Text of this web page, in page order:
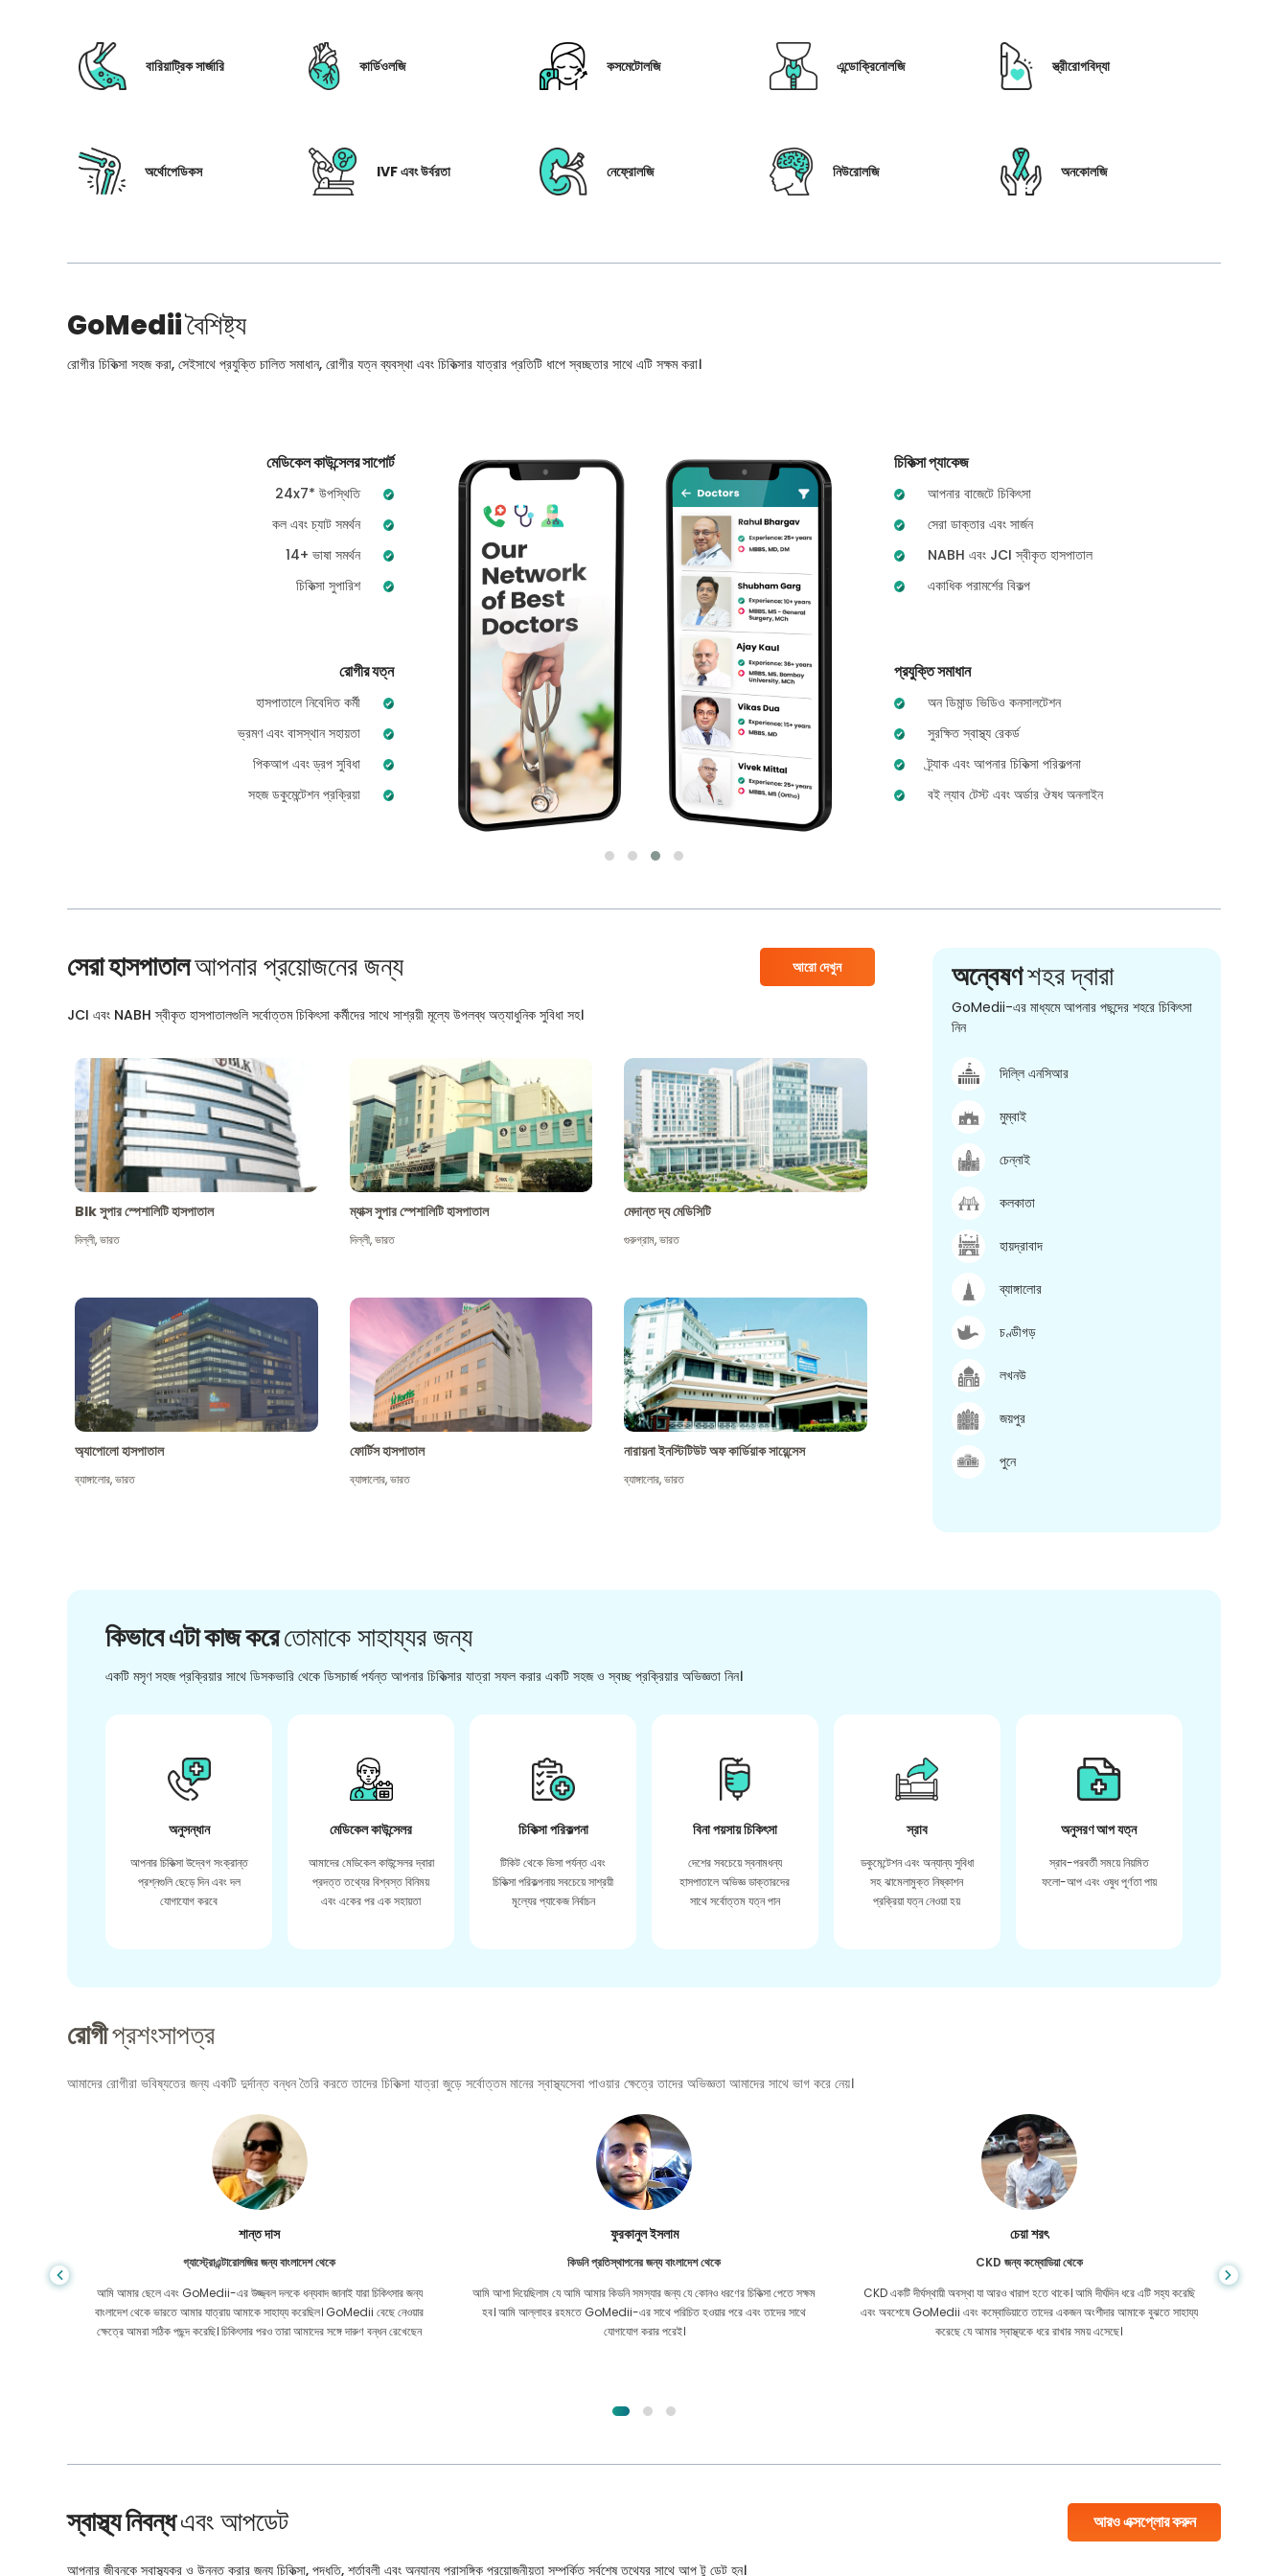
বারিয়াট্রিক সার্জারি কার্ডিওলজি কসমেটোলজি এন্ডোক্রিনোলজি স্ত্রীরোগবিদ্যা
অর্থোপেডিকস IVF এবং উর্বরতা নেফ্রোলজি নিউরোলজি অনকোলজি
GoMediiবৈশিষ্ট্য
রোগীর চিকিত্সা সহজ করা, সেইসাথে প্রযুক্তি চালিত সমাধান, রোগীর যত্ন ব্যবস্থা এবং চিকিত্সার যাত্রার প্রতিটি ধাপে স্বচ্ছতার সাথে এটি সক্ষম করা।
মেডিকেল কাউন্সেলর সাপোর্ট
24x7* উপস্থিতি
কল এবং চ্যাট সমর্থন
14+ ভাষা সমর্থন
চিকিত্সা সুপারিশ
রোগীর যত্ন
হাসপাতালে নিবেদিত কর্মী
ভ্রমণ এবং বাসস্থান সহায়তা
পিকআপ এবং ড্রপ সুবিধা
সহজ ডকুমেন্টেশন প্রক্রিয়া
চিকিত্সা প্যাকেজ
আপনার বাজেটে চিকিৎসা
সেরা ডাক্তার এবং সার্জন
NABH এবং JCI স্বীকৃত হাসপাতাল
একাধিক পরামর্শের বিকল্প
প্রযুক্তি সমাধান
অন ডিমান্ড ভিডিও কনসালটেশন
সুরক্ষিত স্বাস্থ্য রেকর্ড
ট্র্যাক এবং আপনার চিকিত্সা পরিকল্পনা
বই ল্যাব টেস্ট এবং অর্ডার ঔষধ অনলাইন
সেরা হাসপাতালআপনার প্রয়োজনের জন্য আরো দেখুন
JCI এবং NABH স্বীকৃত হাসপাতালগুলি সর্বোত্তম চিকিৎসা কর্মীদের সাথে সাশ্রয়ী মূল্যে উপলব্ধ অত্যাধুনিক সুবিধা সহ।
Blk সুপার স্পেশালিটি হাসপাতাল
দিল্লী,ভারত
ম্যাক্স সুপার স্পেশালিটি হাসপাতাল
দিল্লী,ভারত
মেদান্ত দ্য মেডিসিটি
গুরুগ্রাম,ভারত
অ্যাপোলো হাসপাতাল
ব্যাঙ্গালোর,ভারত
ফোর্টিস হাসপাতাল
ব্যাঙ্গালোর,ভারত
নারায়না ইনস্টিটিউট অফ কার্ডিয়াক সায়েন্সেস
ব্যাঙ্গালোর,ভারত
অন্বেষণশহর দ্বারা
GoMedii-এর মাধ্যমে আপনার পছন্দের শহরে চিকিৎসা
নিন
দিল্লি এনসিআর
মুম্বাই
চেন্নাই
কলকাতা
হায়দ্রাবাদ
ব্যাঙ্গালোর
চণ্ডীগড়
লখনউ
জয়পুর
পুনে
কিভাবে এটা কাজ করেতোমাকে সাহায্যর জন্য
একটি মসৃণ সহজ প্রক্রিয়ার সাথে ডিসকভারি থেকে ডিসচার্জ পর্যন্ত আপনার চিকিত্সার যাত্রা সফল করার একটি সহজ ও স্বচ্ছ প্রক্রিয়ার অভিজ্ঞতা নিন।
অনুসন্ধান
আপনার চিকিত্সা উদ্বেগ সংক্রান্ত
প্রশ্নগুলি ছেড়ে দিন এবং দল
যোগাযোগ করবে
মেডিকেল কাউন্সেলর
আমাদের মেডিকেল কাউন্সেলর দ্বারা
প্রদত্ত তথ্যের বিশ্বস্ত বিনিময়
এবং একের পর এক সহায়তা
চিকিত্সা পরিকল্পনা
টিকিট থেকে ভিসা পর্যন্ত এবং
চিকিত্সা পরিকল্পনায় সবচেয়ে সাশ্রয়ী
মূল্যের প্যাকেজ নির্বাচন
বিনা পয়সায় চিকিৎসা
দেশের সবচেয়ে স্বনামধন্য
হাসপাতালে অভিজ্ঞ ডাক্তারদের
সাথে সর্বোত্তম যত্ন পান
স্রাব
ডকুমেন্টেশন এবং অন্যান্য সুবিধা
সহ ঝামেলামুক্ত নিষ্কাশন
প্রক্রিয়া যত্ন নেওয়া হয়
অনুসরণ আপ যত্ন
স্রাব-পরবর্তী সময়ে নিয়মিত
ফলো-আপ এবং ওষুধ পূর্ণতা পায়
রোগীপ্রশংসাপত্র
আমাদের রোগীরা ভবিষ্যতের জন্য একটি দুর্দান্ত বন্ধন তৈরি করতে তাদের চিকিত্সা যাত্রা জুড়ে সর্বোত্তম মানের স্বাস্থ্যসেবা পাওয়ার ক্ষেত্রে তাদের অভিজ্ঞতা আমাদের সাথে ভাগ করে নেয়।
শান্ত দাস
গ্যাস্ট্রোএন্টারোলজির জন্য বাংলাদেশ থেকে
আমি আমার ছেলে এবং GoMedii-এর উজ্জ্বল দলকে ধন্যবাদ জানাই যারা চিকিৎসার জন্য
বাংলাদেশ থেকে ভারতে আমার যাত্রায় আমাকে সাহায্য করেছিল। GoMedii বেছে নেওয়ার
ক্ষেত্রে আমরা সঠিক পছন্দ করেছি। চিকিৎসার পরও তারা আমাদের সঙ্গে দারুণ বন্ধন রেখেছেন
ফুরকানুল ইসলাম
কিডনি প্রতিস্থাপনের জন্য বাংলাদেশ থেকে
আমি আশা দিয়েছিলাম যে আমি আমার কিডনি সমস্যার জন্য যে কোনও ধরণের চিকিত্সা পেতে সক্ষম
হব। আমি আল্লাহর রহমতে GoMedii-এর সাথে পরিচিত হওয়ার পরে এবং তাদের সাথে
যোগাযোগ করার পরেই।
চেয়া শরৎ
CKD জন্য কম্বোডিয়া থেকে
CKD একটি দীর্ঘস্থায়ী অবস্থা যা আরও খারাপ হতে থাকে। আমি দীর্ঘদিন ধরে এটি সহ্য করেছি
এবং অবশেষে GoMedii এবং কম্বোডিয়াতে তাদের একজন অংশীদার আমাকে বুঝতে সাহায্য
করেছে যে আমার স্বাস্থ্যকে ধরে রাখার সময় এসেছে।
স্বাস্থ্য নিবন্ধএবং আপডেট আরও এক্সপ্লোর করুন
আপনার জীবনকে স্বাস্থ্যকর ও উন্নত করার জন্য চিকিত্সা, পদ্ধতি, শর্তাবলী এবং অন্যান্য প্রাসঙ্গিক প্রয়োজনীয়তা সম্পর্কিত সর্বশেষ তথ্যের সাথে আপ টু ডেট হন।